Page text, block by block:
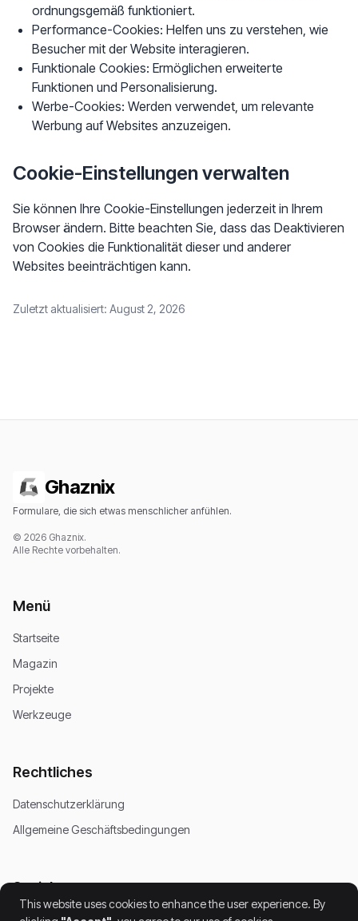
ordnungsgemäß funktioniert.
Performance-Cookies: Helfen uns zu verstehen, wie
Besucher mit der Website interagieren.
Funktionale Cookies: Ermöglichen erweiterte
Funktionen und Personalisierung.
Werbe-Cookies: Werden verwendet, um relevante
Werbung auf Websites anzuzeigen.
Cookie-Einstellungen verwalten
Sie können Ihre Cookie-Einstellungen jederzeit in Ihrem
Browser ändern. Bitte beachten Sie, dass das Deaktivieren
von Cookies die Funktionalität dieser und anderer
Websites beeinträchtigen kann.
Zuletzt aktualisiert: August 2, 2026
Ghaznix
Formulare, die sich etwas menschlicher anfühlen.
© 2026 Ghaznix.
Alle Rechte vorbehalten.
Menü
Startseite
Magazin
Projekte
Werkzeuge
Rechtliches
Datenschutzerklärung
Allgemeine Geschäftsbedingungen
Soziales
This website uses cookies to enhance the user experience. By